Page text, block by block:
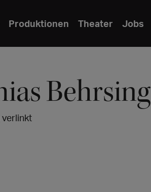
Produktionen Theater Jobs
Behrsing
verlinkt